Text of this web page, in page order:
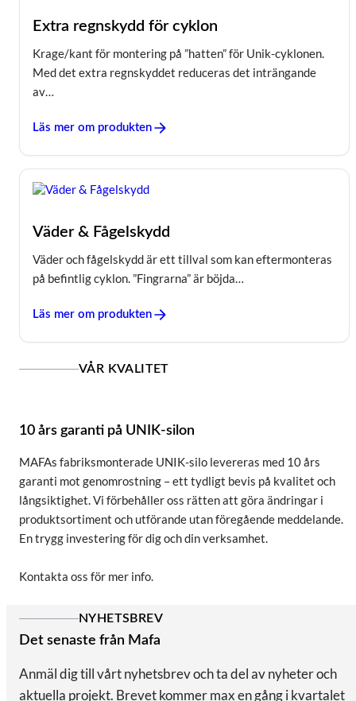
Extra regnskydd för cyklon
Krage/kant för montering på ”hatten” för Unik-cyklonen.
Med det extra regnskyddet reduceras det inträngande
av…
Läs mer om produkten
Väder & Fågelskydd
Väder och fågelskydd är ett tillval som kan eftermonteras
på befintlig cyklon. ”Fingrarna” är böjda…
Läs mer om produkten
VÅR KVALITET
10 års garanti på UNIK-silon
MAFAs fabriksmonterade UNIK-silo levereras med 10 års
garanti mot genomrostning – ett tydligt bevis på kvalitet och
långsiktighet. Vi förbehåller oss rätten att göra ändringar i
produktsortiment och utförande utan föregående meddelande.
En trygg investering för dig och din verksamhet.
Kontakta oss för mer info.
NYHETSBREV
Det senaste från Mafa
Anmäl dig till vårt nyhetsbrev och ta del av nyheter och
aktuella projekt. Brevet kommer max en gång i kvartalet